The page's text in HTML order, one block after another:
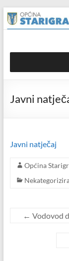
content
Skip
to
content
Općina
mrežna
Javni
Javni natječaj
Općina
← Vodovod